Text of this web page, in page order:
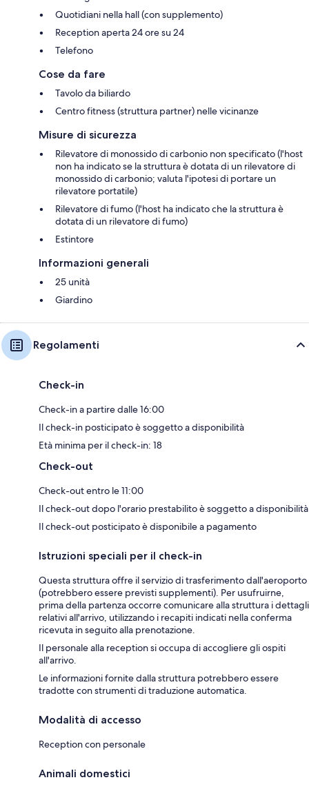
Quotidiani nella hall (con supplemento)
Reception aperta 24 ore su 24
Telefono
Cose da fare
Tavolo da biliardo
Centro fitness (struttura partner) nelle vicinanze
Misure di sicurezza
Rilevatore di monossido di carbonio non specificato (l'host
non ha indicato se la struttura è dotata di un rilevatore di
monossido di carbonio; valuta l'ipotesi di portare un
rilevatore portatile)
Rilevatore di fumo (l'host ha indicato che la struttura è
dotata di un rilevatore di fumo)
Estintore
Informazioni generali
25 unità
Giardino
Regolamenti
Check-in
Check-in a partire dalle 16:00
Il check-in posticipato è soggetto a disponibilità
Età minima per il check-in: 18
Check-out
Check-out entro le 11:00
Il check-out dopo l'orario prestabilito è soggetto a disponibilità
Il check-out posticipato è disponibile a pagamento
Istruzioni speciali per il check-in
Questa struttura offre il servizio di trasferimento dall'aeroporto
(potrebbero essere previsti supplementi). Per usufruirne,
prima della partenza occorre comunicare alla struttura i dettagli
relativi all'arrivo, utilizzando i recapiti indicati nella conferma
ricevuta in seguito alla prenotazione.
Il personale alla reception si occupa di accogliere gli ospiti
all'arrivo.
Le informazioni fornite dalla struttura potrebbero essere
tradotte con strumenti di traduzione automatica.
Modalità di accesso
Reception con personale
Animali domestici